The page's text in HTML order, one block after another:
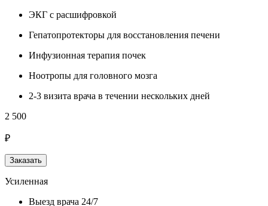
ЭКГ с расшифровкой
Гепатопротекторы для восстановления печени
Инфузионная терапия почек
Ноотропы для головного мозга
2-3 визита врача в течении нескольких дней
2 500
₽
Заказать
Усиленная
Выезд врача 24/7